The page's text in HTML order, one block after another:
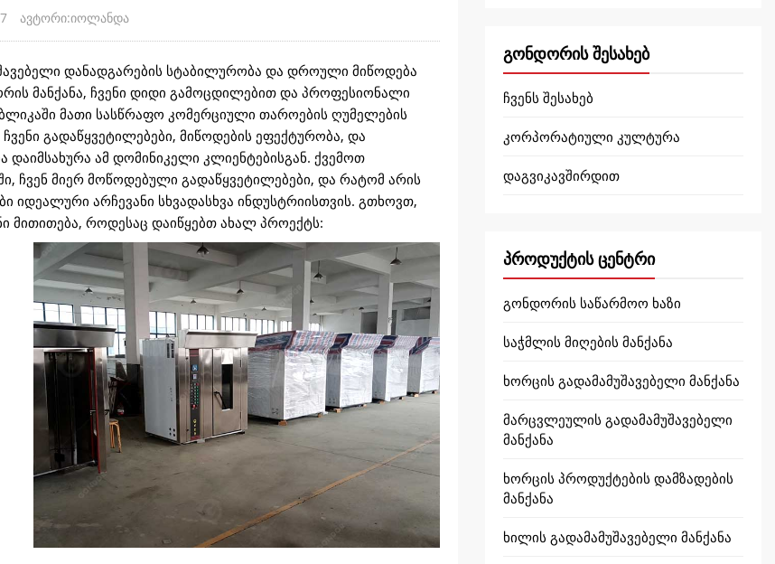
ავტორი:იოლანდა
დანადგარების სტაბილურობა და დროული მიწოდება
მანქანა, ჩვენი დიდი გამოცდილებით და პროფესიონალი
მათი სასწრაფო კომერციული თაროების ღუმელების
გადაწყვეტილებები, მიწოდების ეფექტურობა, და
ამ დომინიკელი კლიენტებისგან. ქვემოთ
ჩვენ მიერ მოწოდებული გადაწყვეტილებები, და რატომ არის
იდეალური არჩევანი სხვადასხვა ინდუსტრიისთვის. გთხოვთ,
მითითება, როდესაც დაიწყებთ ახალ პროექტს:
გონდორის შესახებ
ჩვენს შესახებ
კორპორატიული კულტურა
დაგვიკავშირდით
პროდუქტის ცენტრი
გონდორის საწარმოო ხაზი
საჭმლის მიღების მანქანა
ხორცის გადამამუშავებელი მანქანა
მარცვლეულის გადამამუშავებელი
მანქანა
ხორცის პროდუქტების დამზადების
მანქანა
ხილის გადამამუშავებელი მანქანა